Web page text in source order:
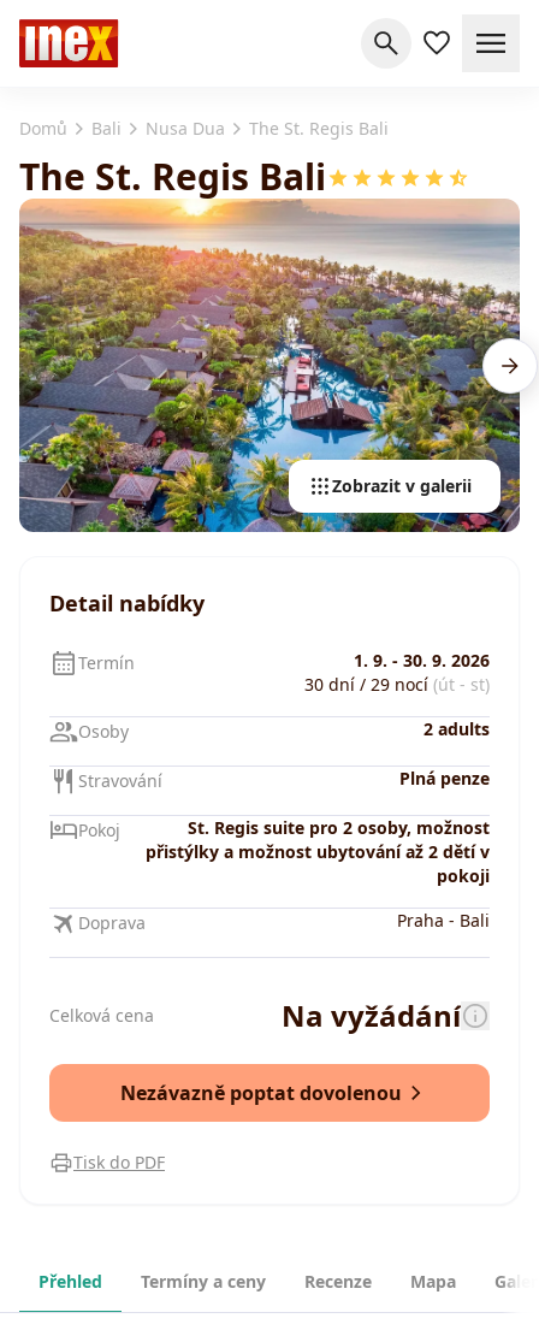
Domů Bali Nusa Dua The St. Regis Bali
The St. Regis Bali
Zobrazit v galerii
Detail nabídky
Termín 1. 9. - 30. 9. 2026
30 dní / 29 nocí (út - st)
Osoby 2 adults
Stravování Plná penze
Pokoj
St. Regis suite pro 2 osoby, možnost
přistýlky a možnost ubytování až 2 dětí v
pokoji
Doprava Praha - Bali
Celková cena Na vyžádání
Nezávazně poptat dovolenou
Tisk do PDF
Přehled Termíny a ceny Recenze Mapa